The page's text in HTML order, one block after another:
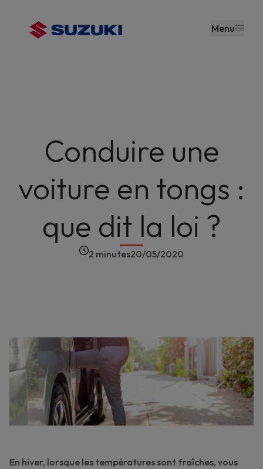
principal
Menu
Conduire une
voiture en tongs :
que dit la loi ?
2 minutes20/05/2020
En hiver, lorsque les températures sont fraîches, vous